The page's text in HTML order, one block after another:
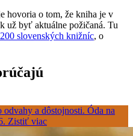
hovoria o tom, že kniha je v
už byť aktuálne požičaná. Tu
slovenských knižníc, o